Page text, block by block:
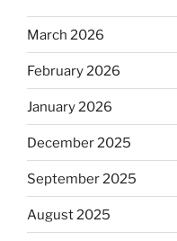
March 2026
February 2026
January 2026
December 2025
September 2025
August 2025